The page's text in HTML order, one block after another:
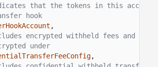
that the tokens in this account
hook
,
encrypted withheld fees and
under
,